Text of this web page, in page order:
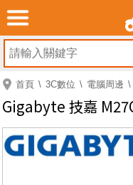
首頁 3C數位 電腦周邊
Gigabyte 技嘉